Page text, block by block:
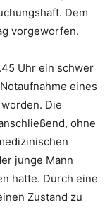
Dem
vorgeworfen.
Uhr ein schwer
eines
Die
ohne
junge Mann
hatte. Durch eine
Zustand zu